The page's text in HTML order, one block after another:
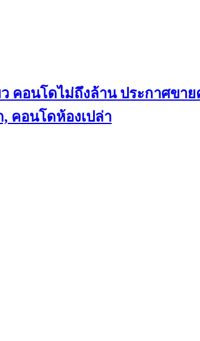
คอนโดไม่ถึงล้าน ประกาศขา
คอนโดห้องเปล่า